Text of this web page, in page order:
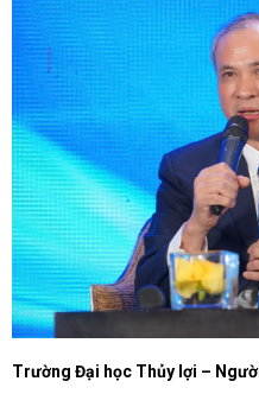
Trường Đại học Thủy lợi –